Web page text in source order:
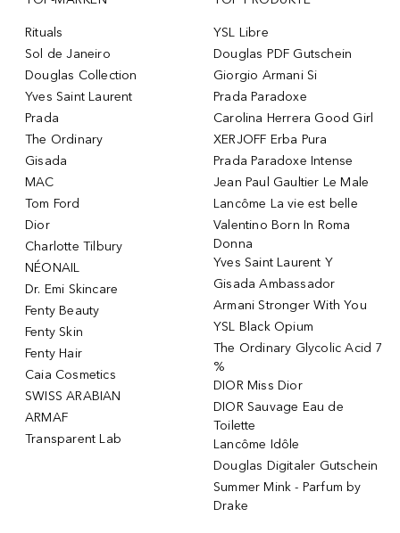
Rituals
Sol de Janeiro
Douglas Collection
Yves Saint Laurent
Prada
The Ordinary
Gisada
MAC
Tom Ford
Dior
Charlotte Tilbury
NÉONAIL
Dr. Emi Skincare
Fenty Beauty
Fenty Skin
Fenty Hair
Caia Cosmetics
SWISS ARABIAN
ARMAF
Transparent Lab
YSL Libre
Douglas PDF Gutschein
Giorgio Armani Si
Prada Paradoxe
Carolina Herrera Good Girl
XERJOFF Erba Pura
Prada Paradoxe Intense
Jean Paul Gaultier Le Male
Lancôme La vie est belle
Valentino Born In Roma
Donna
Yves Saint Laurent Y
Gisada Ambassador
Armani Stronger With You
YSL Black Opium
The Ordinary Glycolic Acid 7
%
DIOR Miss Dior
DIOR Sauvage Eau de
Toilette
Lancôme Idôle
Douglas Digitaler Gutschein
Summer Mink - Parfum by
Drake